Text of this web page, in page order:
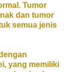
Tumor
dan tumor
semua jenis
yang memiliki